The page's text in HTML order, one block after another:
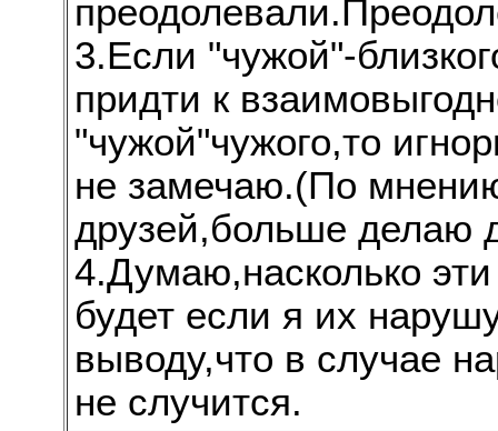
3.Если "чужой"-
придти к
"чужой"чужого,то
не замечаю.(По
друзей,больше делаю
4.Думаю,насколько
будет если я их
выводу,что в случае
не случится.